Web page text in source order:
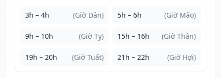
3h – 4h (Giờ Dần) 5h – 6h (Giờ Mão)
9h – 10h (Giờ Tỵ) 15h – 16h (Giờ Thân)
19h – 20h (Giờ Tuất) 21h – 22h (Giờ Hợi)